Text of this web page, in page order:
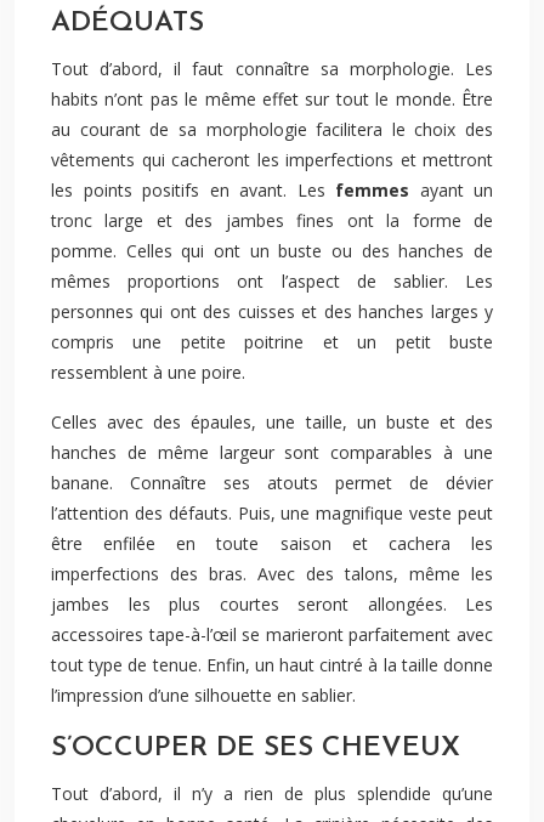
ADÉQUATS
Tout d’abord, il faut connaître sa morphologie. Les
habits n’ont pas le même effet sur tout le monde. Être
au courant de sa morphologie facilitera le choix des
vêtements qui cacheront les imperfections et mettront
les points positifs en avant. Les femmes ayant un
tronc large et des jambes fines ont la forme de
pomme. Celles qui ont un buste ou des hanches de
mêmes proportions ont l’aspect de sablier. Les
personnes qui ont des cuisses et des hanches larges y
compris une petite poitrine et un petit buste
ressemblent à une poire.
Celles avec des épaules, une taille, un buste et des
hanches de même largeur sont comparables à une
banane. Connaître ses atouts permet de dévier
l’attention des défauts. Puis, une magnifique veste peut
être enfilée en toute saison et cachera les
imperfections des bras. Avec des talons, même les
jambes les plus courtes seront allongées. Les
accessoires tape-à-l’œil se marieront parfaitement avec
tout type de tenue. Enfin, un haut cintré à la taille donne
l’impression d’une silhouette en sablier.
S’OCCUPER DE SES CHEVEUX
Tout d’abord, il n’y a rien de plus splendide qu’une